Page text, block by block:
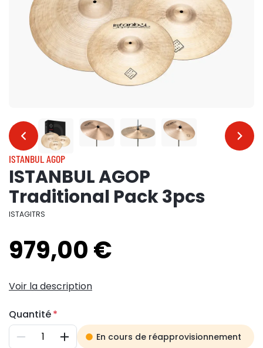
… …
ISTANBUL AGOP
ISTANBUL AGOP
Traditional Pack 3pcs
ISTAGITRS
979,00 €
Voir la description
Quantité
Diminuer AugmenterEn cours de réapprovisionnement